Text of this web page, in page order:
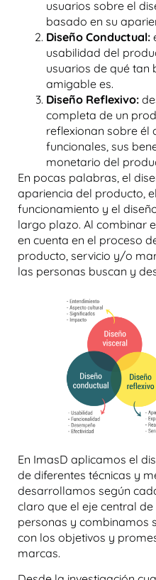
usuarios sobre el
basado en su
Diseño Conductual:
usabilidad del
usuarios de qué tan
amigable es.
Diseño Reflexivo:
completa de un
reflexionan sobre él
funcionales, sus
monetario del
En pocas palabras, el
apariencia del producto,
funcionamiento y el
largo plazo. Al combinar
en cuenta en el proceso
producto, servicio y/o
las personas buscan y
En ImasD aplicamos el
de diferentes técnicas y
desarrollamos según
claro que el eje central
personas y combinamos
con los objetivos y
marcas.